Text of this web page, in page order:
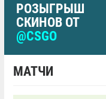
РОЗЫГРЫШ
СКИНОВ ОТ
@CSGO
МАТЧИ